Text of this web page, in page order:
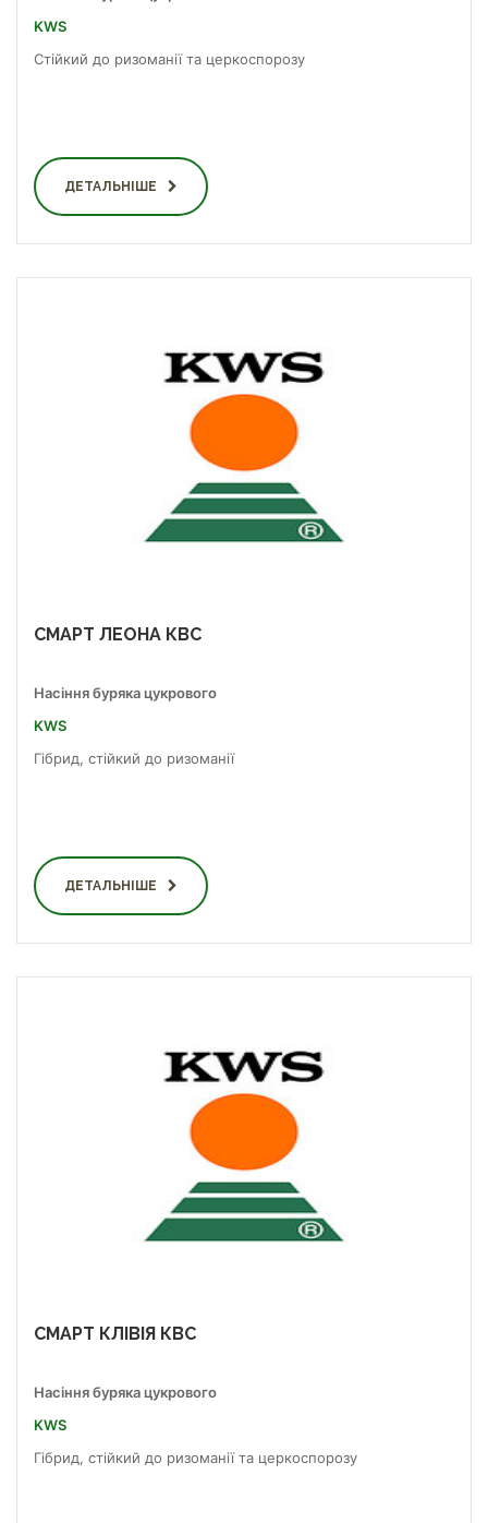
KWS
Стійкий до ризоманії та церкоспорозу
ДЕТАЛЬНІШЕ
СМАРТ ЛЕОНА КВС
Насіння буряка цукрового
KWS
Гібрид, стійкий до ризоманії
ДЕТАЛЬНІШЕ
СМАРТ КЛІВІЯ КВС
Насіння буряка цукрового
KWS
Гібрид, стійкий до ризоманії та церкоспорозу